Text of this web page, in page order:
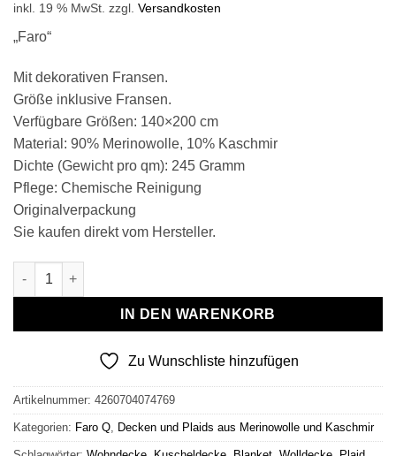
inkl. 19 % MwSt. zzgl. Versandkosten
„Faro“
Mit dekorativen Fransen.
Größe inklusive Fransen.
Verfügbare Größen: 140×200 cm
Material: 90% Merinowolle, 10% Kaschmir
Dichte (Gewicht pro qm): 245 Gramm
Pflege: Chemische Reinigung
Originalverpackung
Sie kaufen direkt vom Hersteller.
Wolldecke & Wollplaid, 90 % Merinowolle,10% Kaschmir "Faro
IN DEN WARENKORB
Zu Wunschliste hinzufügen
Artikelnummer: 4260704074769
Kategorien: Faro Q Decken und Plaids aus Merinowolle und Kaschmir